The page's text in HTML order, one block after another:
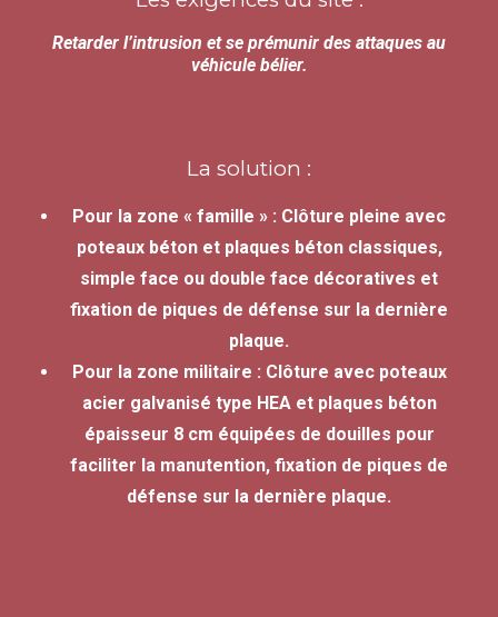
Retarder l’intrusion et se prémunir des attaques au
véhicule bélier.
La solution :
Pour la zone « famille » : Clôture pleine avec
poteaux bétonet plaques béton classiques,
simple face ou double face décoratives et
fixation de piques de défense sur la dernière
plaque.
Pour la zone militaire : Clôture avec poteaux
acier galvanisé type HEA et plaques béton
épaisseur 8 cm équipées de douilles pour
faciliter la manutention, fixation de piques de
défense sur la dernière plaque.